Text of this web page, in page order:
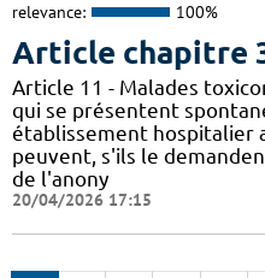
relevance: 100%
Article chapitre
Article 11 - Malades
qui se présentent
établissement hospitalier
peuvent, s'ils le
de l'anony
20/04/2026 17:15